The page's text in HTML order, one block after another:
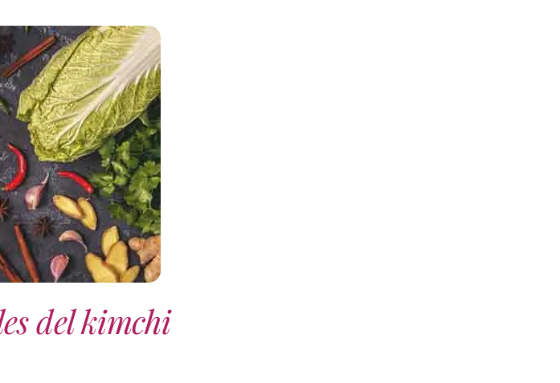
del kimchi